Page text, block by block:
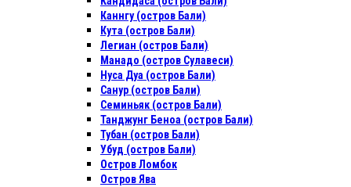
Каннгу (остров Бали)
Кута (остров Бали)
Легиан (остров Бали)
Манадо (остров Сулавеси)
Нуса Дуа (остров Бали)
Санур (остров Бали)
Семиньяк (остров Бали)
Танджунг Беноа (остров Бали)
Тубан (остров Бали)
Убуд (остров Бали)
Остров Ломбок
Остров Ява